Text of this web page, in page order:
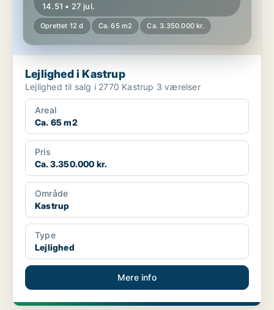
14.51 • 27 jul.
Oprettet 12 d Ca. 65 m2 Ca. 3.350.000 kr.
Lejlighed i Kastrup
Lejlighed til salg i 2770 Kastrup 3 værelser
Areal
Ca. 65 m2
Pris
Ca. 3.350.000 kr.
Område
Kastrup
Type
Lejlighed
Mere info